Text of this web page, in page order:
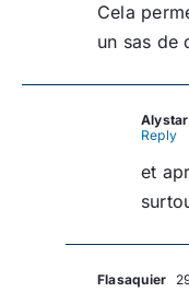
Cela
un sas de
Reply
et
Flasaquier